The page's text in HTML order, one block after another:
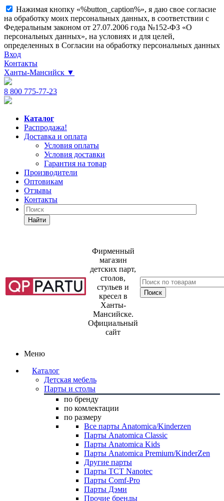
Нажимая кнопку «%button_caption%», я даю свое согласие
на обработку моих персональных данных, в соответствии с
Федеральным законом от 27.07.2006 года №152-ФЗ «О
персональных данных», на условиях и для целей,
определенных в Согласии на обработку персональных данных
Вход
Контакты
Ханты-Мансийск ▼
8 800 775-77-23
Каталог
Распродажа!
Доставка и оплата
Условия оплаты
Условия доставки
Гарантия на товар
Производители
Оптовикам
Отзывы
Контакты
Найти
Фирменный
магазин
детских парт,
столов,
стульев и
кресел в
Ханты-
Мансийске.
Официальный
сайт
Меню
Каталог
Детская мебель
Парты и столы
по бренду
по комлектации
по размеру
Все парты Anatomica/Kinderzen
Парты Anatomica Classic
Парты Anatomica Kids
Парты Anatomica Premium/KinderZen
Другие парты
Парты TCT Nanotec
Парты Comf-Pro
Парты Дэми
Прочие бренды